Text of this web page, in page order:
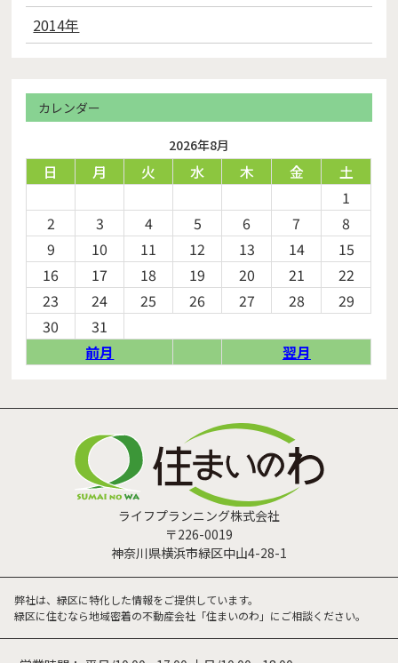
2014年
カレンダー
2026年8月
日 月 火 水 木 金
土
1
2
3 4 5 6 7
8
9
10 11 12 13 14
15
16
17 18 19 20 21
22
23
24 25 26 27 28
29
30
31
前月
翌月
弊社は、緑区に特化した情報をご提供しています。
緑区に住むなら地域密着の不動産会社「住まいのわ」にご相談ください。
ライフプランニング株式会社
〒226-0019
神奈川県横浜市緑区中山4-28-1